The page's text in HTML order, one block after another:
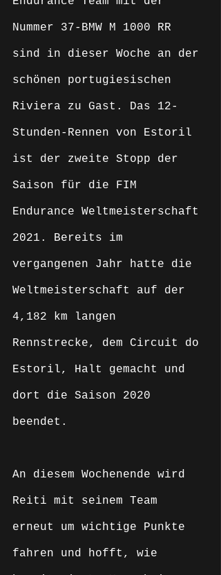
Nummer 37-BMW M 1000 RR
sind in dieser Woche an der
schönen portugiesischen
Riviera zu Gast. Das 12-
Stunden-Rennen von Estoril
ist der zweite Stopp der
Saison für die FIM
Endurance Weltmeisterschaft
2021. Bereits im
vergangenen Jahr hatte die
Weltmeisterschaft auf der
4,182 km langen
Rennstrecke, dem Circuit do
Estoril, Halt gemacht und
dort die Saison 2020
beendet.
An diesem Wochenende wird
Reiti mit seinem Team
erneut um wichtige Punkte
fahren und hofft, wie